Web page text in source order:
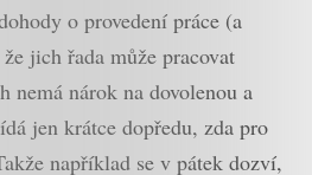
o provedení práce (a
jich řada může pracovat
nemá nárok na dovolenou a
jen krátce dopředu, zda pro
například se v pátek dozví,